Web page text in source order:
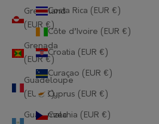
Greenland
(EUR €)
Grenada
(EUR €)
Guadeloupe
(EUR €)
Guatemala
Costa Rica (EUR €)
Côte d’Ivoire (EUR €)
Croatia (EUR €)
Curaçao (EUR €)
Cyprus (EUR €)
Czechia (EUR €)